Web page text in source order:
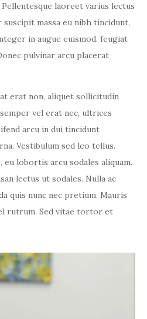
laoreet varius lectus
massa eu nibh tincidunt,
in augue euismod, feugiat
pulvinar arcu placerat
erat non, aliquet sollicitudin
vel erat nec, ultrices
arcu in dui tincidunt
Vestibulum sed leo tellus.
lobortis arcu sodales aliquam.
lectus ut sodales. Nulla ac
quis nunc nec pretium. Mauris
rutrum. Sed vitae tortor et